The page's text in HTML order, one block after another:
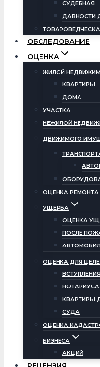
СУДЕБНАЯ
ДАВНОСТИ
ОБСЛЕДОВАНИЕ
ОЦЕНКА
ЖИЛОЙ
КВАРТИРЫ
ДОМА
УЧАСТКА
НЕЖИЛОЙ
ДВИЖИМОГО
ОЦЕНКА РЕМОНТА
УЩЕРБА
ОЦЕНКА
ПОСЛЕ
ОЦЕНКА ДЛЯ
НОТАРИУСА
КВАРТИРЫ
СУДА
ОЦЕНКА
БИЗНЕСА
АКЦИЙ